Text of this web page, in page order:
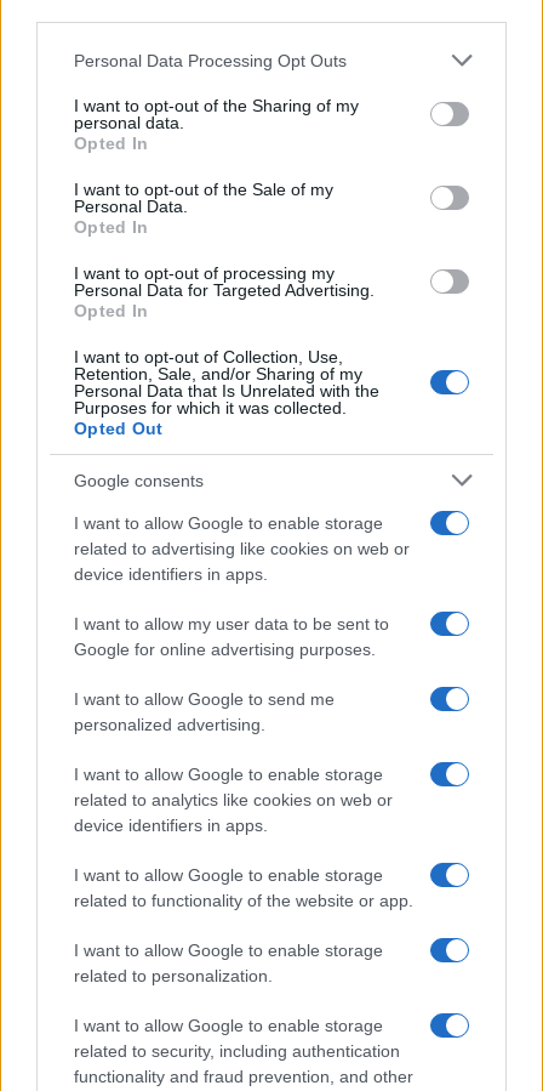
Please note that this website/app uses one or more Google
not limited to your visit or usage behaviour. You may click to
grant or deny consent to Google and its third-party tags to
use your data for below specified purposes in below Google
consent section.
Personal Data Processing Opt Outs
I want to opt-out of the Sharing of my
personal data.
Opted In
I want to opt-out of the Sale of my
Personal Data.
Opted In
I want to opt-out of processing my
Personal Data for Targeted Advertising.
Opted In
I want to opt-out of Collection, Use,
Retention, Sale, and/or Sharing of my
Personal Data that Is Unrelated with the
Purposes for which it was collected.
Opted Out
Google consents
I want to allow Google to enable storage
related to advertising like cookies on web or
device identifiers in apps.
I want to allow my user data to be sent to
Google for online advertising purposes.
I want to allow Google to send me
personalized advertising.
I want to allow Google to enable storage
related to analytics like cookies on web or
device identifiers in apps.
I want to allow Google to enable storage
related to functionality of the website or app.
I want to allow Google to enable storage
related to personalization.
I want to allow Google to enable storage
related to security, including authentication
functionality and fraud prevention, and other
της Ζωής μας